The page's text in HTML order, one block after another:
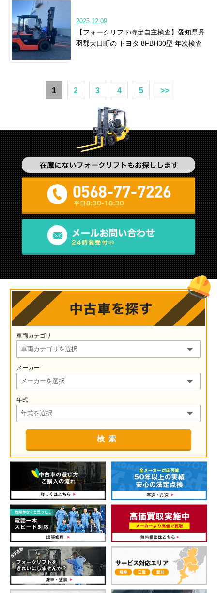
2025.12.09
【フォークリフト特定自主検査】愛知県丹
羽郡大口町の トヨタ 8FBH30型 年次検査
1 2 3 4 5 >>
車両カテゴリ
メーカー
年式
検索